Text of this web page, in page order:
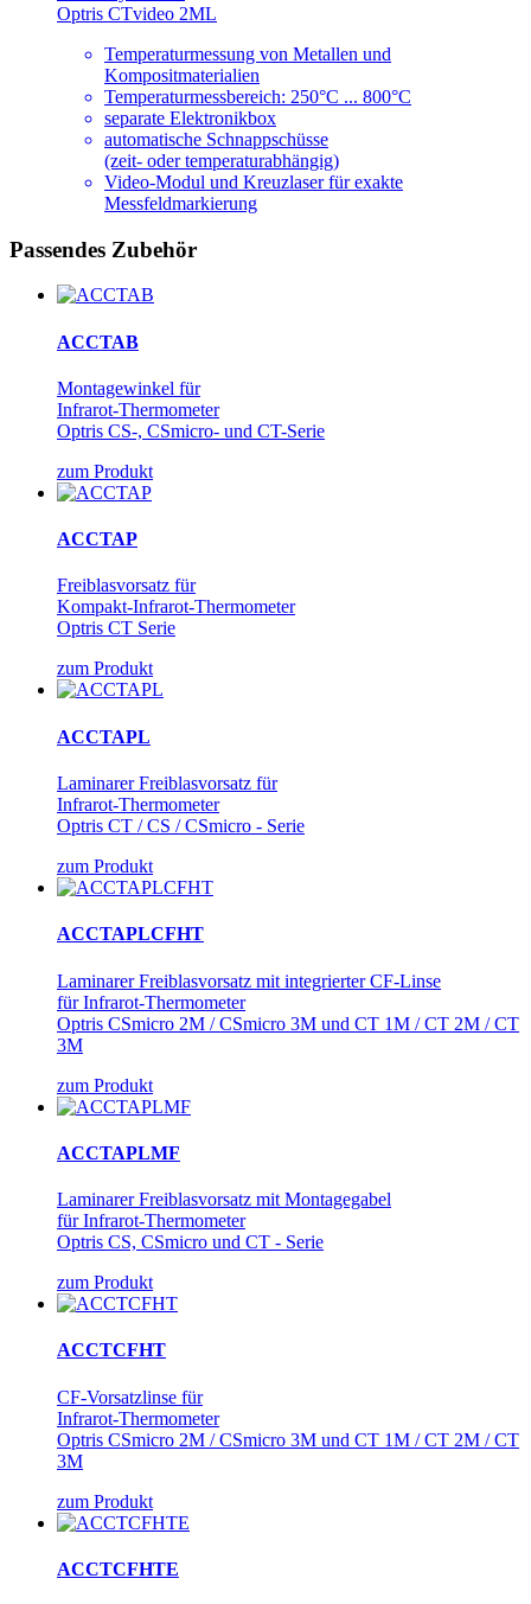
Optris CTvideo 2ML
Temperaturmessung von Metallen und
Kompositmaterialien
Temperaturmessbereich: 250°C ... 800°C
separate Elektronikbox
automatische Schnappschüsse
(zeit- oder temperaturabhängig)
Video-Modul und Kreuzlaser für exakte
Messfeldmarkierung
Passendes Zubehör
ACCTAB
Montagewinkel für
Infrarot-Thermometer
Optris CS-, CSmicro- und CT-Serie
zum Produkt
ACCTAP
Freiblasvorsatz für
Kompakt-Infrarot-Thermometer
Optris CT Serie
zum Produkt
ACCTAPL
Laminarer Freiblasvorsatz für
Infrarot-Thermometer
Optris CT / CS / CSmicro - Serie
zum Produkt
ACCTAPLCFHT
Laminarer Freiblasvorsatz mit integrierter CF-Linse
für Infrarot-Thermometer
Optris CSmicro 2M / CSmicro 3M und CT 1M / CT 2M / CT
3M
zum Produkt
ACCTAPLMF
Laminarer Freiblasvorsatz mit Montagegabel
für Infrarot-Thermometer
Optris CS, CSmicro und CT - Serie
zum Produkt
ACCTCFHT
CF-Vorsatzlinse für
Infrarot-Thermometer
Optris CSmicro 2M / CSmicro 3M und CT 1M / CT 2M / CT
3M
zum Produkt
ACCTCFHTE